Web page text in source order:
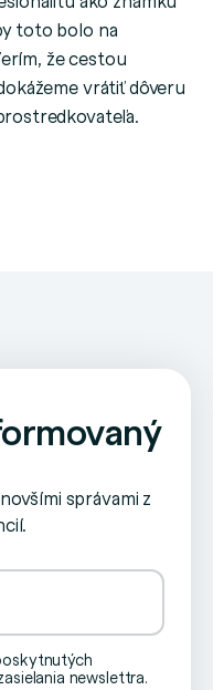
toto bolo na
že cestou
vrátiť dôveru
správami z
newslettra.